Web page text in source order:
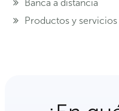
Banca a distancia
Productos y servicios